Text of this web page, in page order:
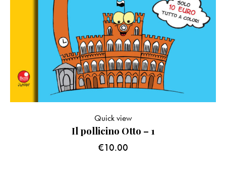
Il pollicino Otto – 1
€10.00
Quick view